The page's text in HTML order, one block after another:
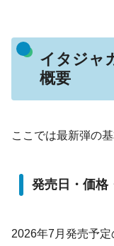
イタジャ
概要
ここでは最新弾の
発売日・価格
2026年7月発売予